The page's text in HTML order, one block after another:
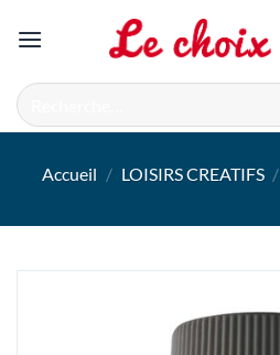
Recherche
pour :
Accueil / LOISIRS CREATIFS /